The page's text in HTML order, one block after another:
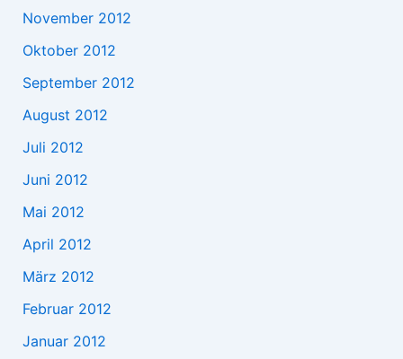
November 2012
Oktober 2012
September 2012
August 2012
Juli 2012
Juni 2012
Mai 2012
April 2012
März 2012
Februar 2012
Januar 2012